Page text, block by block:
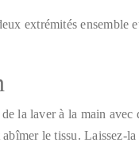
extrémités
la laver à la main avec
le tissu. Laissez-